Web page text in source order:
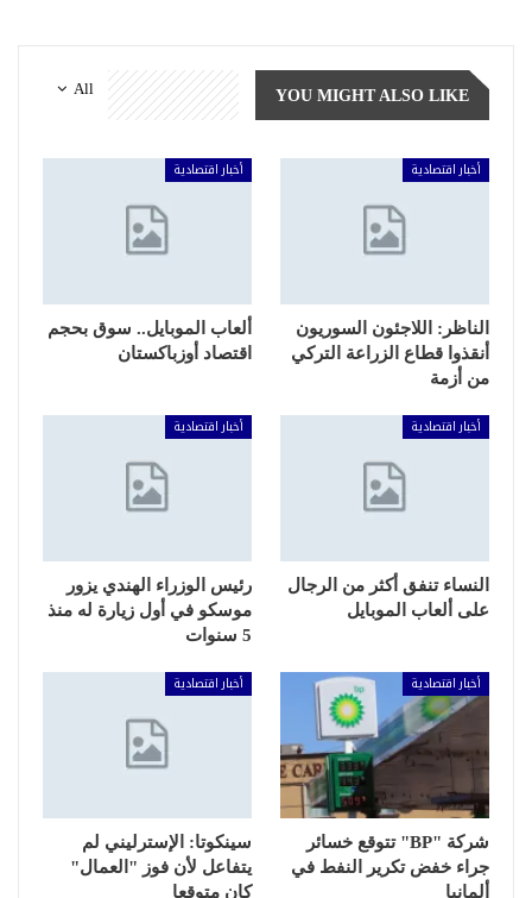
All YOU MIGHT ALSO LIKE
أخبار اقتصادية
الناظر: اللاجئون السوريون
أنقذوا قطاع الزراعة التركي
من أزمة
أخبار اقتصادية
ألعاب الموبايل.. سوق بحجم
اقتصاد أوزباكستان
أخبار اقتصادية
النساء تنفق أكثر من الرجال
على ألعاب الموبايل
أخبار اقتصادية
رئيس الوزراء الهندي يزور
موسكو في أول زيارة له منذ
5 سنوات
أخبار اقتصادية
شركة "BP" تتوقع خسائر
جراء خفض تكرير النفط في
ألمانيا
أخبار اقتصادية
سينكوتا: الإسترليني لم
يتفاعل لأن فوز "العمال"
كان متوقعا